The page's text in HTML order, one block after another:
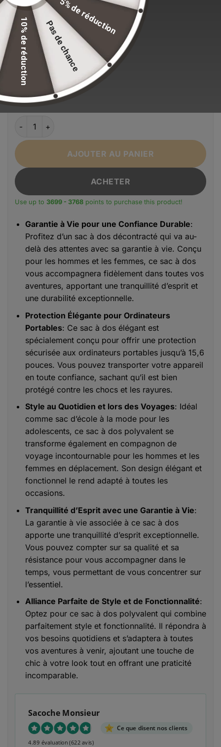
€37.68
Stock volontairement limité pour maintenir nos
standards de qualité.
Couleur
Gris
AJOUTER AU PANIER
ACHETER
Use up to 3699 - 3768 points to purchase this product!
Alternative:
Garantie à Vie pour une Confiance Durable:
Profitez d’un sac à dos décontracté qui va au-
delà des attentes avec sa garantie à vie. Conçu
pour les hommes et les femmes, ce sac à dos
vous accompagnera fidèlement dans toutes vos
aventures, apportant une tranquillité d’esprit et
une durabilité exceptionnelle.
Protection Élégante pour Ordinateurs
Portables: Ce sac à dos élégant est
spécialement conçu pour offrir une protection
sécurisée aux ordinateurs portables jusqu’à 15,6
pouces. Vous pouvez transporter votre appareil
en toute confiance, sachant qu’il est bien
protégé contre les chocs et les rayures.
Style au Quotidien et lors des Voyages: Idéal
comme sac d’école à la mode pour les
adolescents, ce sac à dos polyvalent se
transforme également en compagnon de
voyage incontournable pour les hommes et les
femmes en déplacement. Son design élégant et
fonctionnel le rend adapté à toutes les
occasions.
Tranquillité d’Esprit avec une Garantie à Vie:
La garantie à vie associée à ce sac à dos
apporte une tranquillité d’esprit exceptionnelle.
Vous pouvez compter sur sa qualité et sa
résistance pour vous accompagner dans le
temps, vous permettant de vous concentrer sur
l’essentiel.
Alliance Parfaite de Style et de Fonctionnalité:
Optez pour ce sac à dos polyvalent qui combine
parfaitement style et fonctionnalité. Il répondra à
vos besoins quotidiens et s’adaptera à toutes
vos aventures à venir, ajoutant une touche de
chic à votre look tout en offrant une praticité
incomparable.
Sacoche Monsieur
Ce que disent nos clients
4.89 évaluation (622 avis)
5% de réduction
Pas de chance
10% de réduction